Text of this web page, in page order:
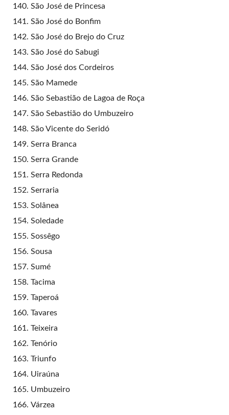
São José de Princesa
São José do Bonfim
São José do Brejo do Cruz
São José do Sabugi
São José dos Cordeiros
São Mamede
São Sebastião de Lagoa de Roça
São Sebastião do Umbuzeiro
São Vicente do Seridó
Serra Branca
Serra Grande
Serra Redonda
Serraria
Solânea
Soledade
Sossêgo
Sousa
Sumé
Tacima
Taperoá
Tavares
Teixeira
Tenório
Triunfo
Uiraúna
Umbuzeiro
Várzea